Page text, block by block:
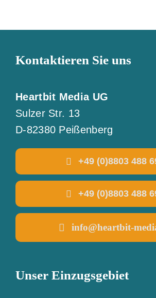
Kontaktieren Sie uns
Heartbit Media UG
Sulzer Str. 13
D-82380 Peißenberg
+49 (0)8803 488
+49 (0)8803 488
info@heartbit-
Unser Einzugsgebiet